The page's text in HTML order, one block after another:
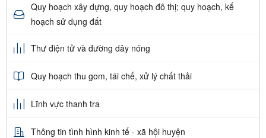
Quy hoạch xây dựng, quy hoạch đô thị; quy hoạch, kế
hoạch sử dụng đất
Thư điện tử và đường dây nóng
Quy hoạch thu gom, tái chế, xử lý chất thải
Lĩnh vực thanh tra
Thông tin tình hình kinh tế - xã hội huyện